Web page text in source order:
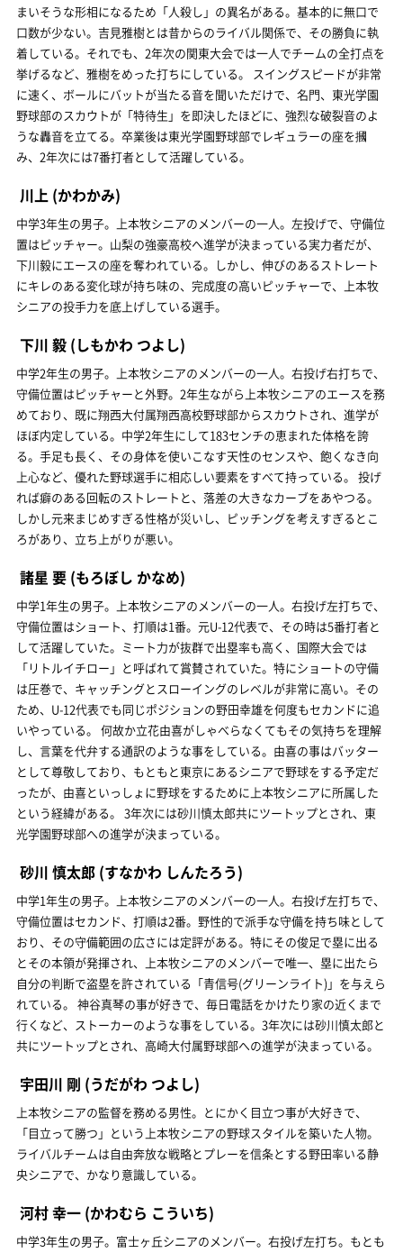
まいそうな形相になるため「人殺し」の異名がある。基本的に無口で
口数が少ない。吉見雅樹とは昔からのライバル関係で、その勝負に執
着している。それでも、2年次の関東大会では一人でチームの全打点を
挙げるなど、雅樹をめった打ちにしている。 スイングスピードが非常
に速く、ボールにバットが当たる音を聞いただけで、名門、東光学園
野球部のスカウトが「特待生」を即決したほどに、強烈な破裂音のよ
うな轟音を立てる。卒業後は東光学園野球部でレギュラーの座を摑
み、2年次には7番打者として活躍している。
川上 (かわかみ)
中学3年生の男子。上本牧シニアのメンバーの一人。左投げで、守備位
置はピッチャー。山梨の強豪高校へ進学が決まっている実力者だが、
下川毅にエースの座を奪われている。しかし、伸びのあるストレート
にキレのある変化球が持ち味の、完成度の高いピッチャーで、上本牧
シニアの投手力を底上げしている選手。
下川 毅 (しもかわ つよし)
中学2年生の男子。上本牧シニアのメンバーの一人。右投げ右打ちで、
守備位置はピッチャーと外野。2年生ながら上本牧シニアのエースを務
めており、既に翔西大付属翔西高校野球部からスカウトされ、進学が
ほぼ内定している。中学2年生にして183センチの恵まれた体格を誇
る。手足も長く、その身体を使いこなす天性のセンスや、飽くなき向
上心など、優れた野球選手に相応しい要素をすべて持っている。 投げ
れば癖のある回転のストレートと、落差の大きなカーブをあやつる。
しかし元来まじめすぎる性格が災いし、ピッチングを考えすぎるとこ
ろがあり、立ち上がりが悪い。
諸星 要 (もろぼし かなめ)
中学1年生の男子。上本牧シニアのメンバーの一人。右投げ左打ちで、
守備位置はショート、打順は1番。元U-12代表で、その時は5番打者と
して活躍していた。ミート力が抜群で出塁率も高く、国際大会では
「リトルイチロー」と呼ばれて賞賛されていた。特にショートの守備
は圧巻で、キャッチングとスローイングのレベルが非常に高い。その
ため、U-12代表でも同じポジションの野田幸雄を何度もセカンドに追
いやっている。 何故か立花由喜がしゃべらなくてもその気持ちを理解
し、言葉を代弁する通訳のような事をしている。由喜の事はバッター
として尊敬しており、もともと東京にあるシニアで野球をする予定だ
ったが、由喜といっしょに野球をするために上本牧シニアに所属した
という経緯がある。 3年次には砂川慎太郎共にツートップとされ、東
光学園野球部への進学が決まっている。
砂川 慎太郎 (すなかわ しんたろう)
中学1年生の男子。上本牧シニアのメンバーの一人。右投げ左打ちで、
守備位置はセカンド、打順は2番。野性的で派手な守備を持ち味として
おり、その守備範囲の広さには定評がある。特にその俊足で塁に出る
とその本領が発揮され、上本牧シニアのメンバーで唯一、塁に出たら
自分の判断で盗塁を許されている「青信号(グリーンライト)」を与えら
れている。 神谷真琴の事が好きで、毎日電話をかけたり家の近くまで
行くなど、ストーカーのような事をしている。3年次には砂川慎太郎と
共にツートップとされ、高崎大付属野球部への進学が決まっている。
宇田川 剛 (うだがわ つよし)
上本牧シニアの監督を務める男性。とにかく目立つ事が大好きで、
「目立って勝つ」という上本牧シニアの野球スタイルを築いた人物。
ライバルチームは自由奔放な戦略とプレーを信条とする野田率いる静
央シニアで、かなり意識している。
河村 幸一 (かわむら こういち)
中学3年生の男子。富士ヶ丘シニアのメンバー。右投げ左打ち。もとも